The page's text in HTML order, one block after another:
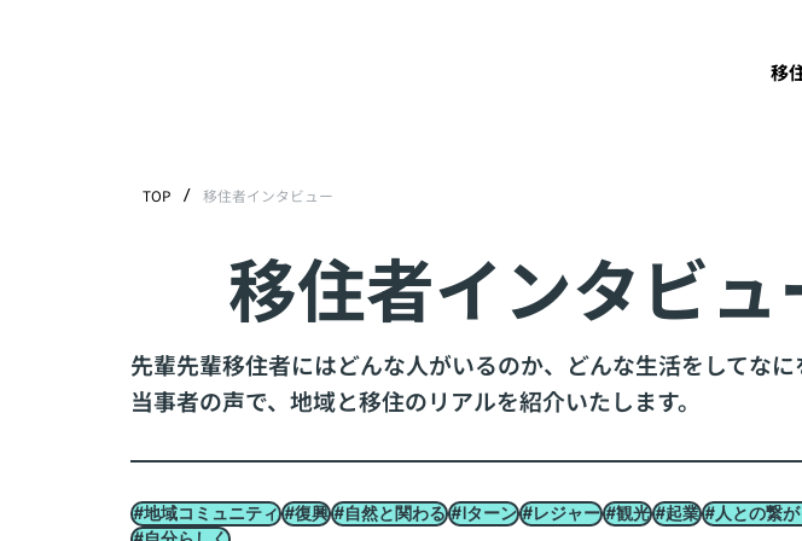
移
#地域コミュニティ #復興 #自然と関わる #Iターン #レジャー #観光 #起業 #人との繋
移住者インタビュ
先輩先輩移住者にはどんな人がいるのか、どんな生活をしてなに
当事者の声で、地域と移住のリアルを紹介いたします。
TOP / 移住者インタビュー